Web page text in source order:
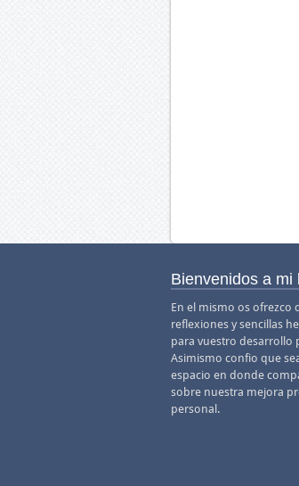
Bienvenidos a mi
En el mismo os ofrezco
reflexiones y sencillas
para vuestro desarrollo
Asimismo confio que
espacio en donde
sobre nuestra mejora
personal.